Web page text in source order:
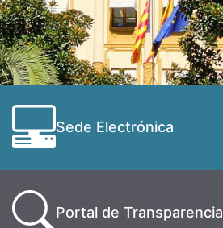
Sede Electrónica
Portal de Transparencia